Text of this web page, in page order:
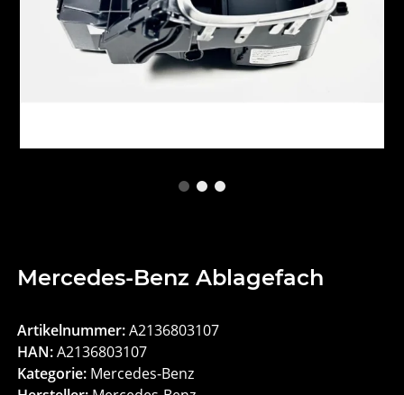
Mercedes-Benz Ablagefach
Artikelnummer:A2136803107
HAN:A2136803107
Kategorie: Mercedes-Benz